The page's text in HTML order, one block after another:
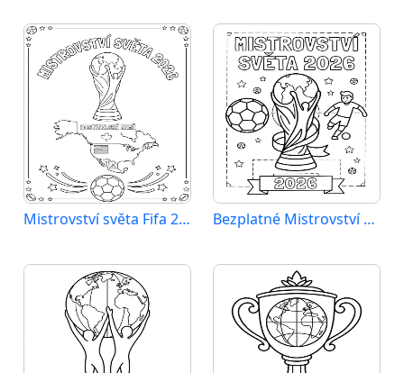
Mistrovství světa Fifa 2026 Bezplatné Mistrovství světa 2026